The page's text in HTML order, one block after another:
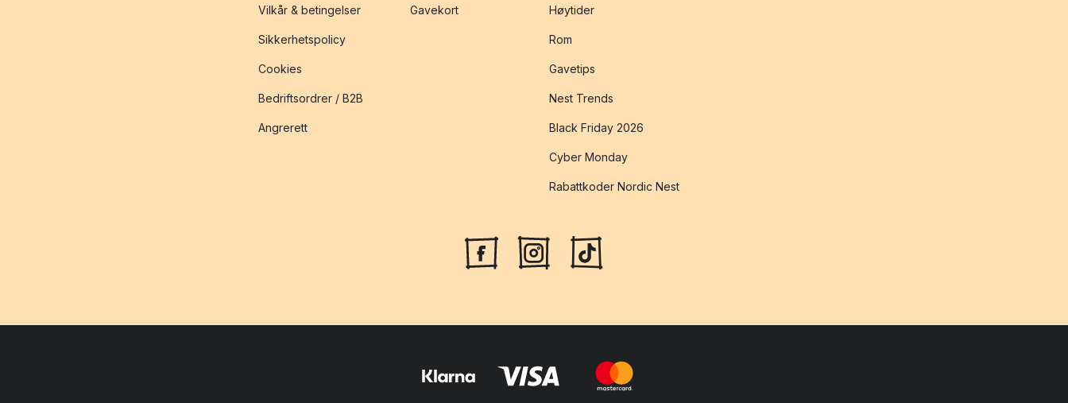
Vilkår & betingelser
Sikkerhetspolicy
Cookies
Bedriftsordrer / B2B
Angrerett
Gavekort Høytider
Rom
Gavetips
Nest Trends
Black Friday 2026
Cyber Monday
Rabattkoder Nordic Nest